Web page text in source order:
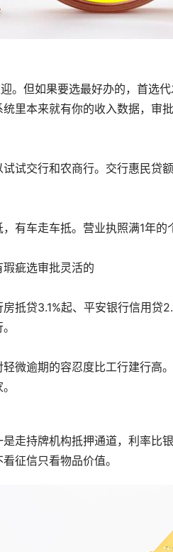
。但如果要选最好办的，首选
里本来就有你的收入数据，审
试交行和农商行。交行惠民贷
有车走车抵。营业执照满1年
疵选审批灵活的
抵贷3.1%起、平安银行信用贷
微逾期的容忍度比工行建行高
走持牌机构抵押通道，利率比
征信只看物品价值。